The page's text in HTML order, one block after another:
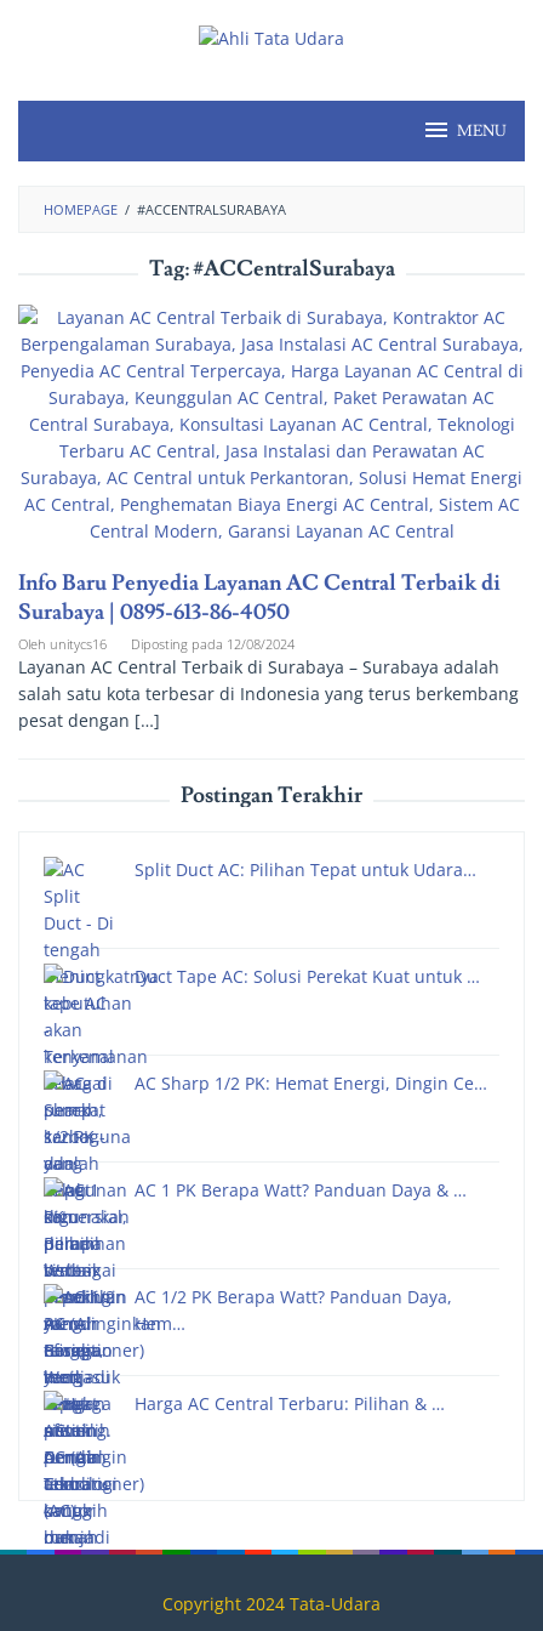
MENU
HOMEPAGE / #ACCENTRALSURABAYA
Tag:#ACCentralSurabaya
Info Baru Penyedia Layanan AC Central Terbaik di
Surabaya | 0895-613-86-4050
Oleh unitycs16 Diposting pada 12/08/2024
Layanan AC Central Terbaik di Surabaya – Surabaya adalah
salah satu kota terbesar di Indonesia yang terus berkembang
pesat dengan […]
Postingan Terakhir
Split Duct AC: Pilihan Tepat untuk Udara…
Duct Tape AC: Solusi Perekat Kuat untuk …
AC Sharp 1/2 PK: Hemat Energi, Dingin Ce…
AC 1 PK Berapa Watt? Panduan Daya & …
AC 1/2 PK Berapa Watt? Panduan Daya,
Hem…
Harga AC Central Terbaru: Pilihan & …
Copyright 2024 Tata-Udara